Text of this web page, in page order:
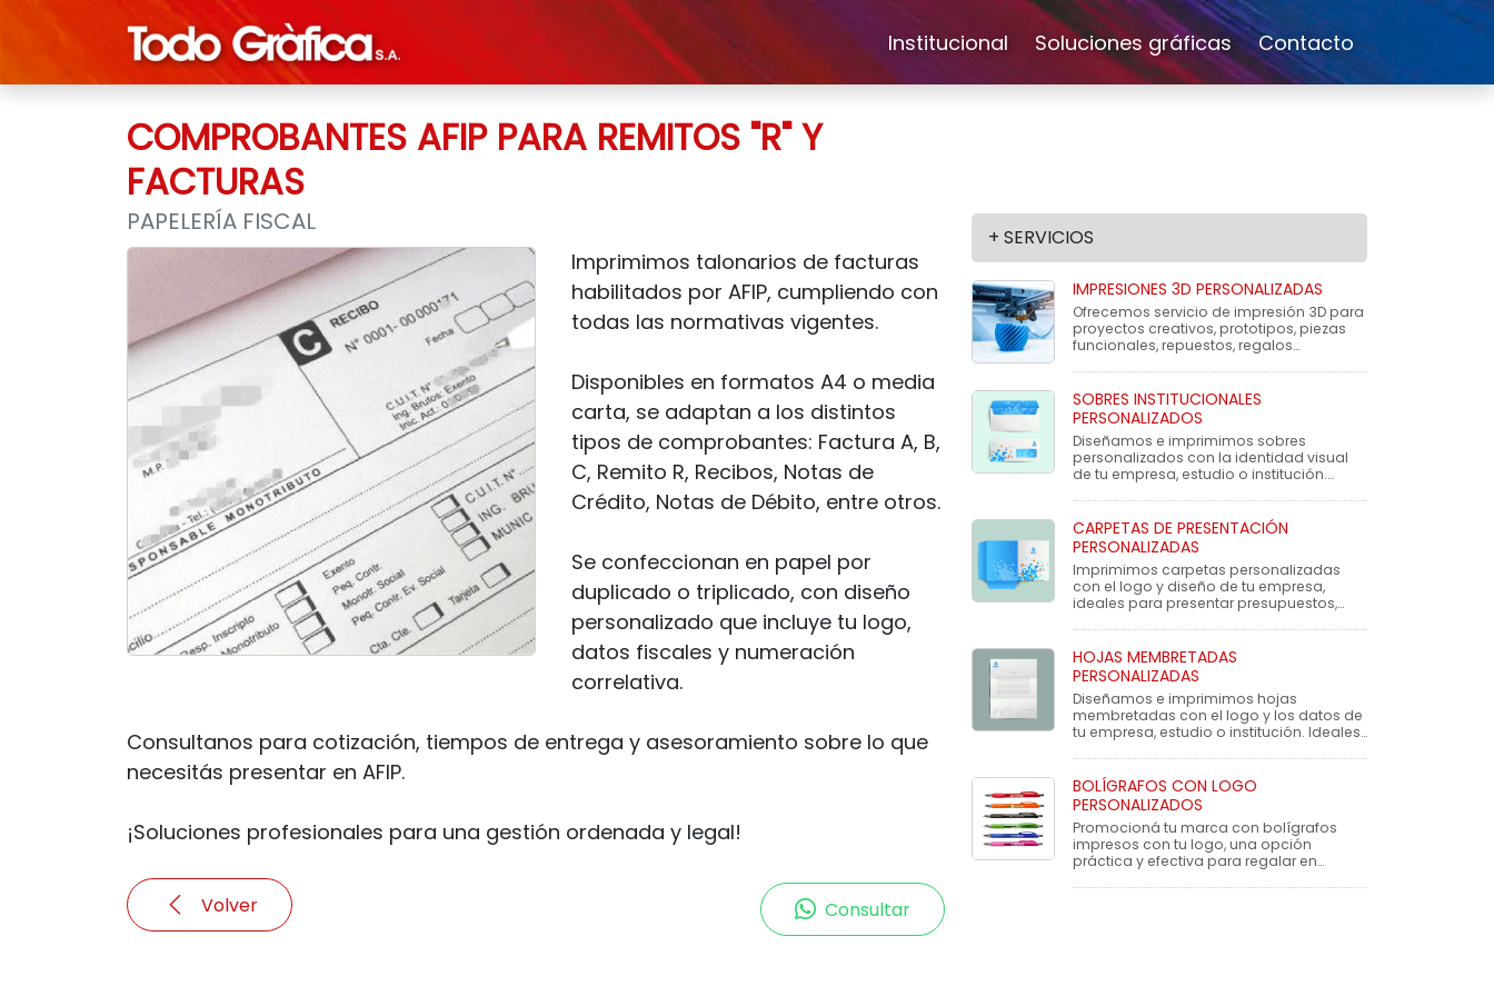
Institucional Soluciones gráficas Contacto
COMPROBANTES AFIP PARA REMITOS "R" Y
FACTURAS
PAPELERÍA FISCAL
Imprimimos talonarios de facturas
habilitados por AFIP, cumpliendo con
todas las normativas vigentes.
Disponibles en formatos A4 o media
carta, se adaptan a los distintos
tipos de comprobantes: Factura A, B,
C, Remito R, Recibos, Notas de
Crédito, Notas de Débito, entre otros.
Se confeccionan en papel por
duplicado o triplicado, con diseño
personalizado que incluye tu logo,
datos fiscales y numeración
correlativa.
Consultanos para cotización, tiempos de entrega y asesoramiento sobre lo que
necesitás presentar en AFIP.
¡Soluciones profesionales para una gestión ordenada y legal!
Volver Consultar
+ SERVICIOS
IMPRESIONES 3D PERSONALIZADAS
Ofrecemos servicio de impresión 3D para
proyectos creativos, prototipos, piezas
funcionales, repuestos, regalos
SOBRES INSTITUCIONALES
PERSONALIZADOS
Diseñamos e imprimimos sobres
personalizados con la identidad visual
de tu empresa, estudio o institución.
CARPETAS DE PRESENTACIÓN
PERSONALIZADAS
Imprimimos carpetas personalizadas
con el logo y diseño de tu empresa,
ideales para presentar presupuestos,
HOJAS MEMBRETADAS
PERSONALIZADAS
Diseñamos e imprimimos hojas
membretadas con el logo y los datos de
tu empresa, estudio o institución. Ideales
BOLÍGRAFOS CON LOGO
PERSONALIZADOS
Promocioná tu marca con bolígrafos
impresos con tu logo, una opción
práctica y efectiva para regalar en